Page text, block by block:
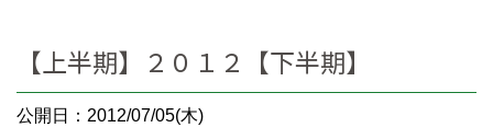
【上半期】２０１２【下半期】
公開日：2012/07/05(木)